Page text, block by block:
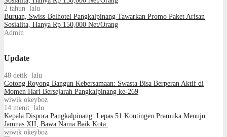
2 tahun lalu
Buruan, Swiss-Belhotel Pangkalpinang Tawarkan Promo Paket Arisan
Sosialita, Hanya Rp 150,000 Net/Orang
Admin
Update
48 detik lalu
Gotong Royong Bangun Kebersamaan: Swasta Bisa Berperan Aktif di
Momen Hari Bersejarah Pangkalpinang ke-269
wiwik okeyboz
14 menit lalu
Kepala Dispora Pangkalpinang: Lepas 51 Kontingen Pramuka Menuju
Jamnas XII, Bawa Nama Baik Kota
wiwik okeyboz